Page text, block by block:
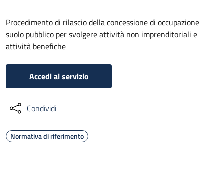
Procedimento di rilascio della concessione di occupazione
suolo pubblico per svolgere attività non imprenditoriali e
attività benefiche
Accedi al servizio
Condividi
Normativa di riferimento